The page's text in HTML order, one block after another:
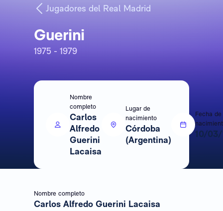
Jugadores del Real Madrid
Guerini
1975 - 1979
Nombre
completo
Carlos
Alfredo
Guerini
Lacaisa
Lugar de
nacimiento
Córdoba
(Argentina)
Fecha de
10/
Nombre completo
Carlos Alfredo Guerini Lacaisa